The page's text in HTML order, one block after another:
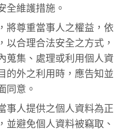
全維護措施。
將尊重當事人之權益，依
以合理合法安全之方式，
蒐集、處理或利用個人資
的外之利用時，應告知並
同意。
事人提供之個人資料為正
並避免個人資料被竊取、